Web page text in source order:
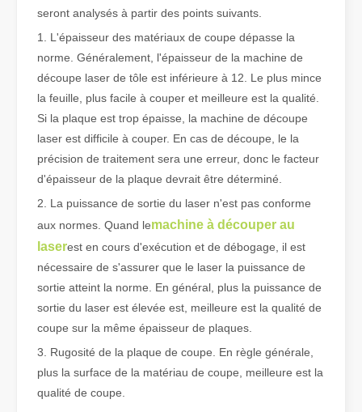
Qu'est-ce que la découpe laser de tubes ?
La découpe laser de tubes est une technologie clé dans une
Comment choisir votre partenaire de travail : machine de découpe laser
La découpe laser du métal est une méthode de précision
seront analysés à partir des points suivants.
1. L'épaisseur des matériaux de coupe dépasse la
norme. Généralement, l'épaisseur de la machine de
découpe laser de tôle est inférieure à 12. Le plus mince
la feuille, plus facile à couper et meilleure est la qualité.
Si la plaque est trop épaisse, la machine de découpe
laser est difficile à couper. En cas de découpe, le la
précision de traitement sera une erreur, donc le facteur
d'épaisseur de la plaque devrait être déterminé.
2. La puissance de sortie du laser n'est pas conforme
aux normes. Quand lemachine à découper au
laserest en cours d'exécution et de débogage, il est
nécessaire de s'assurer que le laser la puissance de
sortie atteint la norme. En général, plus la puissance de
sortie du laser est élevée est, meilleure est la qualité de
coupe sur la même épaisseur de plaques.
3. Rugosité de la plaque de coupe. En règle générale,
plus la surface de la matériau de coupe, meilleure est la
qualité de coupe.